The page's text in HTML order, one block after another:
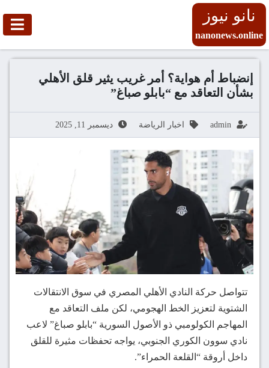
نانو نيوز
nanonews.online
إنضباط أم هواية؟ أمر غريب يثير قلق الأهلي
بشأن التعاقد مع “بابلو صباغ”
admin اخبار الرياضة ديسمبر 11, 2025
تتواصل حركة النادي الأهلي المصري في سوق الانتقالات
الشتوية لتعزيز الخط الهجومي، لكن ملف التعاقد مع
المهاجم الكولومبي ذو الأصول السورية “بابلو صباغ” لاعب
نادي سوون الكوري الجنوبي، يواجه تحفظات مثيرة للقلق
داخل أروقة “القلعة الحمراء”.